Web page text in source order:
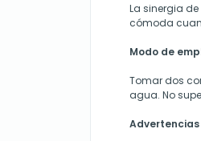
La sinergia
cómoda
Modo de
Tomar dos
agua. No
Advertencias